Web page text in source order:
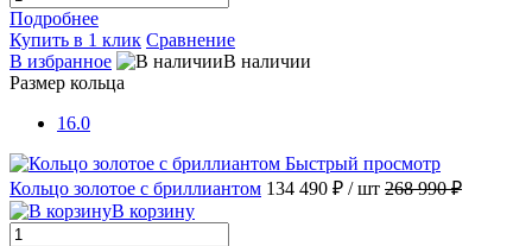
Подробнее
Купить в 1 клик Сравнение
В избранное
В наличии
Размер кольца
16.0
Быстрый просмотр
Кольцо золотое с бриллиантом 134 490 ₽ / шт 268 990 ₽
В корзину